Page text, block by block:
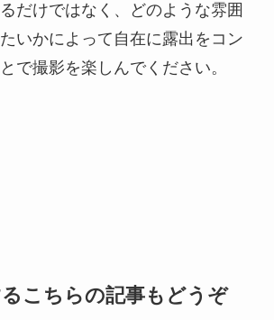
だけではなく、どのような雰囲
いかによって自在に露出をコン
で撮影を楽しんでください。
こちらの記事もどうぞ